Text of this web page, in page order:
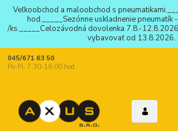
Veľkoobchod a maloobchod s
hod._____Sezónne uskladnenie pneumatík
/ks._____Celozávodná dovolenka 7.8.-
vybavovať od 13.8.2026.
045/671 63 50
Po-Pi: 7:30-16:00 hod.